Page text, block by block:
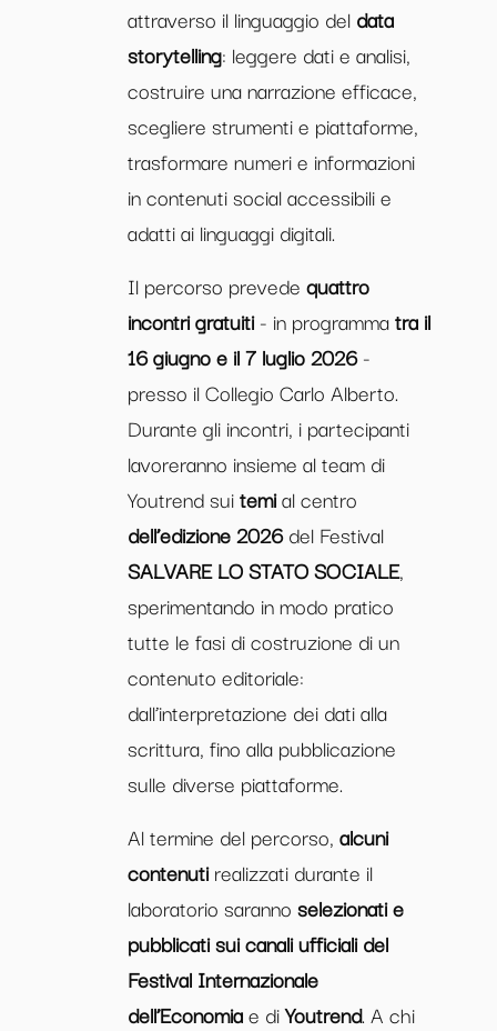
attraverso il linguaggio del data
storytelling: leggere dati e analisi,
costruire una narrazione efficace,
scegliere strumenti e piattaforme,
trasformare numeri e informazioni
in contenuti social accessibili e
adatti ai linguaggi digitali.
Il percorso prevede quattro
incontri gratuiti- in programmatra il
16 giugno e il 7 luglio 2026-
presso il Collegio Carlo Alberto.
Durante gli incontri, i partecipanti
lavoreranno insieme al team di
Youtrend suitemial centro
dell’edizione 2026del Festival
SALVARE LO STATO SOCIALE,
sperimentando in modo pratico
tutte le fasi di costruzione di un
contenuto editoriale:
dall’interpretazione dei dati alla
scrittura, fino alla pubblicazione
sulle diverse piattaforme.
Al termine del percorso, alcuni
contenutirealizzati durante il
laboratorio saranno selezionati e
pubblicati sui canali ufficiali del
Festival Internazionale
dell’Economiae diYoutrend. A chi